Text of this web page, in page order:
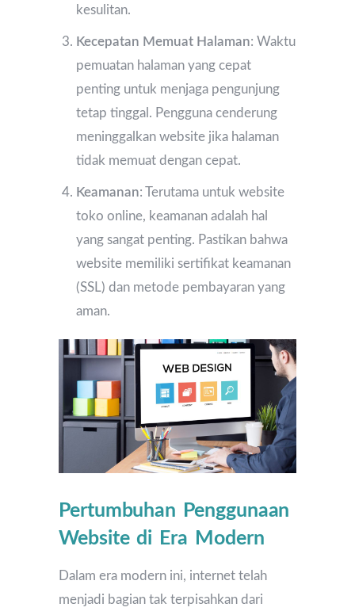
kesulitan.
Kecepatan Memuat Halaman: Waktu
pemuatan halaman yang cepat
penting untuk menjaga pengunjung
tetap tinggal. Pengguna cenderung
meninggalkan website jika halaman
tidak memuat dengan cepat.
Keamanan: Terutama untuk website
toko online, keamanan adalah hal
yang sangat penting. Pastikan bahwa
website memiliki sertifikat keamanan
(SSL) dan metode pembayaran yang
aman.
Pertumbuhan Penggunaan
Website di Era Modern
Dalam era modern ini, internet telah
menjadi bagian tak terpisahkan dari